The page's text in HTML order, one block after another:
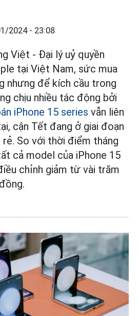
2024 - 23:08
Việt - Đại lý uỷ quyền
tại Việt Nam, sức mua
nhưng để kích cầu trong
chịu nhiều tác động bởi
iPhone 15 series vẫn liên
cận Tết đang ở giai đoạn
rẻ. So với thời điểm tháng
cả model của iPhone 15
chỉnh giảm từ vài trăm